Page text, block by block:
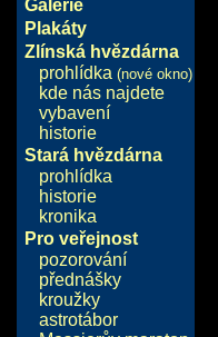
Galerie
Plakáty
Zlínská hvězdárna
prohlídka (nové okno)
kde nás najdete
vybavení
historie
Stará hvězdárna
prohlídka
historie
kronika
Pro veřejnost
pozorování
přednášky
kroužky
astrotábor